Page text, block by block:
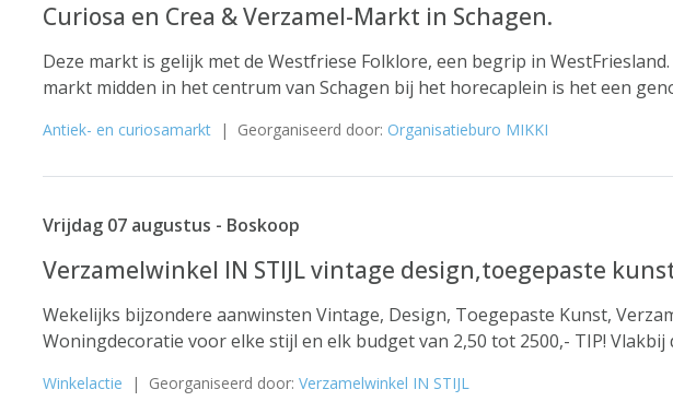
Curiosa en Crea & Verzamel-Markt in Schagen.
Deze markt is gelijk met de Westfriese Folklore, een begrip in
markt midden in het centrum van Schagen bij het horecaplein is het een
Antiek- en curiosamarkt | Georganiseerd door: Organisatieburo MIKKI
Vrijdag 07 augustus - Boskoop
Verzamelwinkel IN STIJL vintage design,toegepaste
Wekelijks bijzondere aanwinsten Vintage, Design, Toegepaste Kunst,
Woningdecoratie voor elke stijl en elk budget van 2,50 tot 2500,- TIP! Vlakbij
Winkelactie | Georganiseerd door: Verzamelwinkel IN STIJL